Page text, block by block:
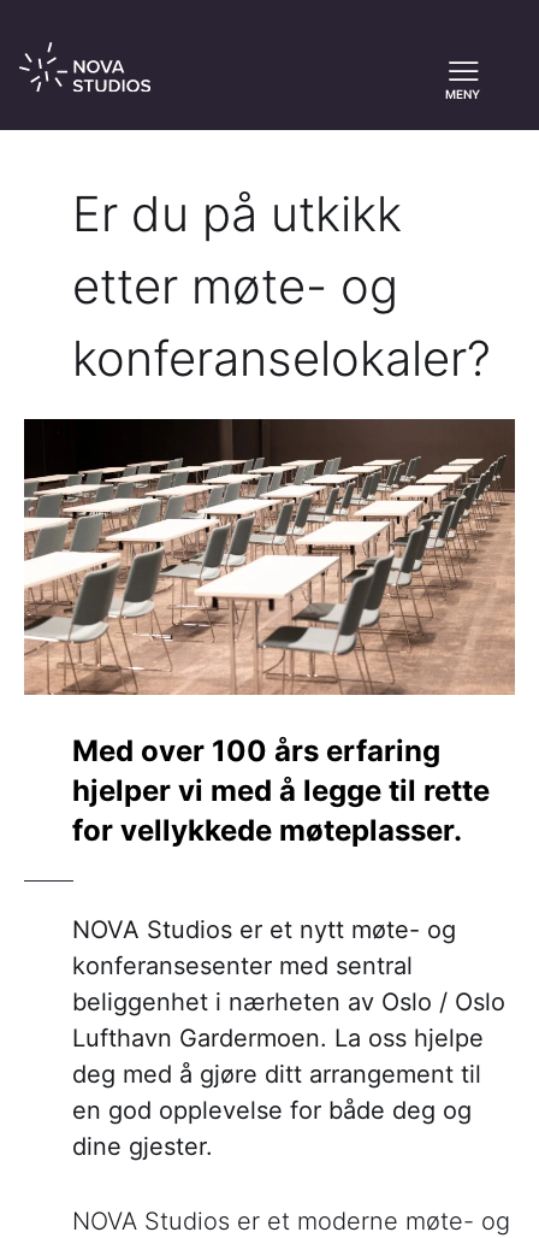
MENY
Er du på utkikk
etter møte- og
konferanselokaler?
Med over 100 års erfaring
hjelper vi med å legge til rette
for vellykkede møteplasser.
NOVA Studios er et nytt møte- og
konferansesenter med sentral
beliggenhet i nærheten av Oslo / Oslo
Lufthavn Gardermoen. La oss hjelpe
deg med å gjøre ditt arrangement til
en god opplevelse for både deg og
dine gjester.
NOVA Studios er et moderne møte- og